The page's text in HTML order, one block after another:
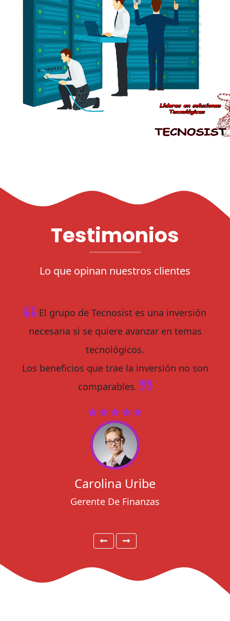
Testimonios
Lo que opinan nuestros clientes
El grupo de Tecnosist es una inversión
necesaria si se quiere avanzar en temas
tecnológicos.
Los beneficios que trae la inversión no son
comparables.
Carolina Uribe
Gerente De Finanzas